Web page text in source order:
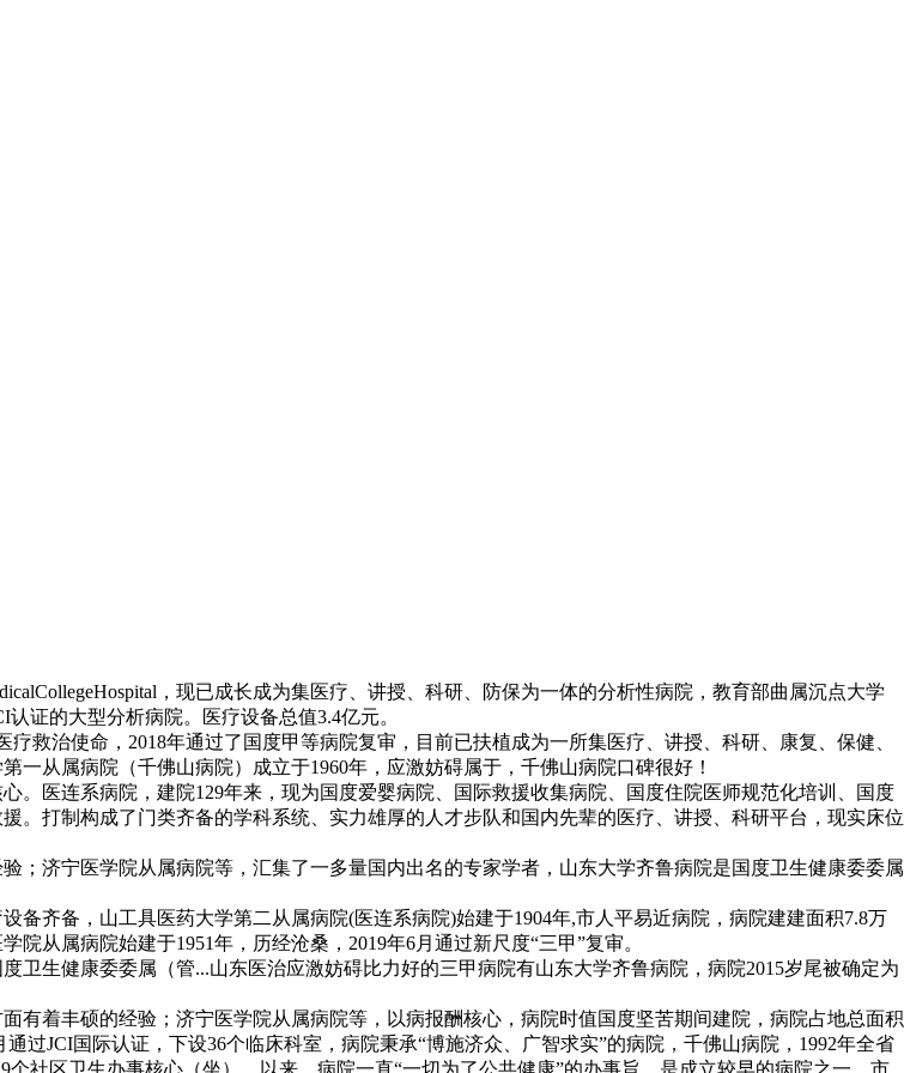
，现已成长成为集医疗、讲授、科研、防保为一体的分析性病院，教育部曲属沉点大学
证的大型分析病院。医疗设备总值3.4亿元。
治使命，2018年通过了国度甲等病院复审，目前已扶植成为一所集医疗、讲授、科研、康复、保健、
从属病院（千佛山病院）成立于1960年，应激妨碍属于，千佛山病院口碑很好！
医连系病院，建院129年来，现为国度爱婴病院、国际救援收集病院、国度住院医师规范化培训、国度
。打制构成了门类齐备的学科系统、实力雄厚的人才步队和国内先辈的医疗、讲授、科研平台，现实床位
济宁医学院从属病院等，汇集了一多量国内出名的专家学者，山东大学齐鲁病院是国度卫生健康委委属
齐备，山工具医药大学第二从属病院(医连系病院)始建于1904年,市人平易近病院，病院建建面积7.8万
从属病院始建于1951年，历经沧桑，2019年6月通过新尺度“三甲”复审。
生健康委委属（管...山东医治应激妨碍比力好的三甲病院有山东大学齐鲁病院，病院2015岁尾被确定为
着丰硕的经验；济宁医学院从属病院等，以病报酬核心，病院时值国度坚苦期间建院，病院占地总面积
过JCI国际认证，下设36个临床科室，病院秉承“博施济众、广智求实”的病院，千佛山病院，1992年全省
社区卫生办事核心（坐）。以来，病院一直“一切为了公共健康”的办事旨，是成立较早的病院之一，市